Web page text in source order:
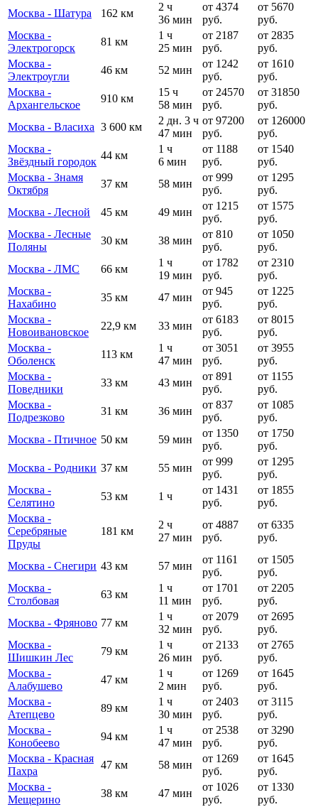
Москва - Шатура
162 км
2 ч
36 мин
от 4374
руб.
от 5670
руб.
Москва -
Электрогорск
81 км
1 ч
25 мин
от 2187
руб.
от 2835
руб.
Москва -
Электроугли
46 км 52 мин
от 1242
руб.
от 1610
руб.
Москва -
Архангельское
910 км
15 ч
58 мин
от 24570
руб.
от 31850
руб.
Москва - Власиха 3 600 км
2 дн. 3 ч
47 мин
от 97200
руб.
от 126000
руб.
Москва -
Звёздный городок
44 км
1 ч
6 мин
от 1188
руб.
от 1540
руб.
Москва - Знамя
Октября
37 км 58 мин
от 999
руб.
от 1295
руб.
Москва - Лесной
45 км 49 мин
от 1215
руб.
от 1575
руб.
Москва - Лесные
Поляны
30 км 38 мин
от 810
руб.
от 1050
руб.
Москва - ЛМС
66 км
1 ч
19 мин
от 1782
руб.
от 2310
руб.
Москва -
Нахабино
35 км 47 мин
от 945
руб.
от 1225
руб.
Москва -
Новоивановское
22,9 км 33 мин
от 6183
руб.
от 8015
руб.
Москва -
Оболенск
113 км
1 ч
47 мин
от 3051
руб.
от 3955
руб.
Москва -
Поведники
33 км 43 мин
от 891
руб.
от 1155
руб.
Москва -
Подрезково
31 км 36 мин
от 837
руб.
от 1085
руб.
Москва - Птичное 50 км 59 мин
от 1350
руб.
от 1750
руб.
Москва - Родники 37 км 55 мин
от 999
руб.
от 1295
руб.
Москва -
Селятино
53 км 1 ч
от 1431
руб.
от 1855
руб.
Москва -
Серебряные
Пруды
181 км
2 ч
27 мин
от 4887
руб.
от 6335
руб.
Москва - Снегири 43 км 57 мин
от 1161
руб.
от 1505
руб.
Москва -
Столбовая
63 км
1 ч
11 мин
от 1701
руб.
от 2205
руб.
Москва - Фряново 77 км
1 ч
32 мин
от 2079
руб.
от 2695
руб.
Москва -
Шишкин Лес
79 км
1 ч
26 мин
от 2133
руб.
от 2765
руб.
Москва -
Алабушево
47 км
1 ч
2 мин
от 1269
руб.
от 1645
руб.
Москва -
Атепцево
89 км
1 ч
30 мин
от 2403
руб.
от 3115
руб.
Москва -
Конобеево
94 км
1 ч
47 мин
от 2538
руб.
от 3290
руб.
Москва - Красная
Пахра
47 км 58 мин
от 1269
руб.
от 1645
руб.
Москва -
Мещерино
38 км 47 мин
от 1026
руб.
от 1330
руб.